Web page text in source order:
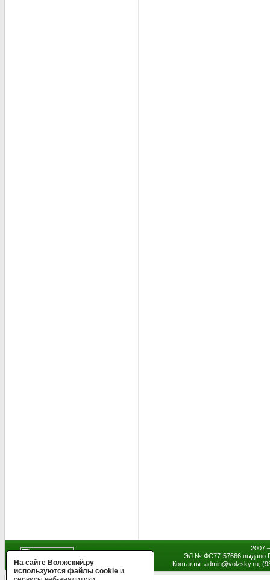
2007
ЭЛ № ФС77-57666 выдано
Контакты: admin@volzsky.ru,
На сайте Волжский.ру
используются файлы cookie и